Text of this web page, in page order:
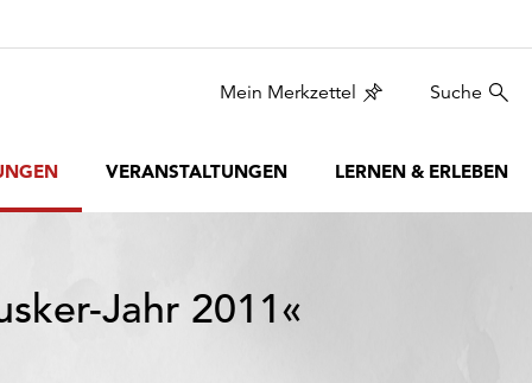
Mein Merkzettel Suche
VERANSTALTUNGEN LERNEN & ERLEBEN
Jahr 2011«